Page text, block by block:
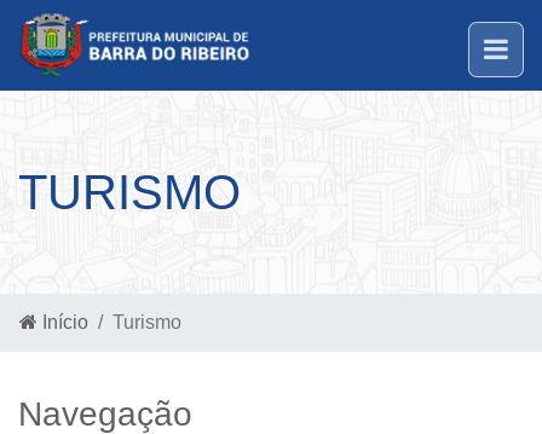
TURISMO
Início Turismo
Navegação